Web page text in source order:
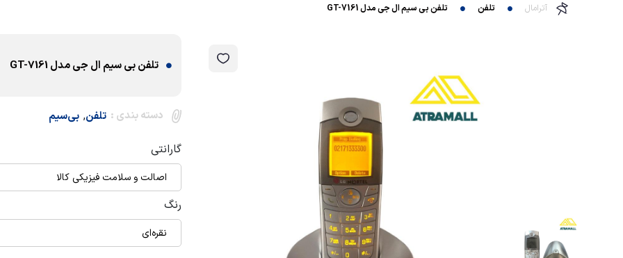
آترامال تلفن تلفن بی سیم ال جی مدل GT-7161
تلفن بی سیم ال جی مدل GT-7161
دسته بندی : تلفن, بی‌سیم
گارانتی
اصالت و سلامت فیزیکی کالا
رنگ
نقره‌ای